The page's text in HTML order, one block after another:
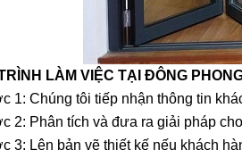
LÀM VIỆC TẠI ĐÔNG
1: Chúng tôi tiếp nhận thông tin
2: Phân tích và đưa ra giải pháp
3: Lên bản vẽ thiết kế nếu khách